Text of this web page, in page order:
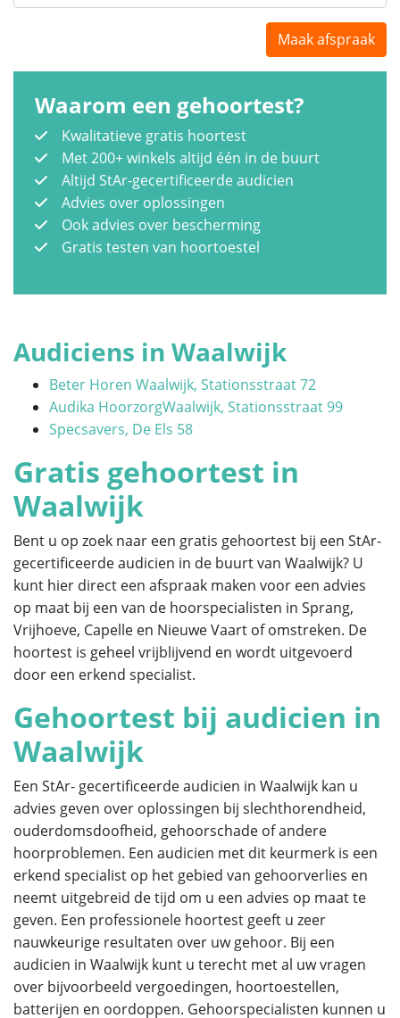
Maak afspraak
Waarom een gehoortest?
Kwalitatieve gratis hoortest
Met 200+ winkels altijd één in de buurt
Altijd StAr-gecertificeerde audicien
Advies over oplossingen
Ook advies over bescherming
Gratis testen van hoortoestel
Audiciens in Waalwijk
Beter Horen Waalwijk, Stationsstraat 72
Audika HoorzorgWaalwijk, Stationsstraat 99
Specsavers, De Els 58
Gratis gehoortest in
Waalwijk
Bent u op zoek naar een gratis gehoortest bij een StAr-
gecertificeerde audicien in de buurt van Waalwijk? U
kunt hier direct een afspraak maken voor een advies
op maat bij een van de hoorspecialisten in Sprang,
Vrijhoeve, Capelle en Nieuwe Vaart of omstreken. De
hoortest is geheel vrijblijvend en wordt uitgevoerd
door een erkend specialist.
Gehoortest bij audicien in
Waalwijk
Een StAr- gecertificeerde audicien in Waalwijk kan u
advies geven over oplossingen bij slechthorendheid,
ouderdomsdoofheid, gehoorschade of andere
hoorproblemen. Een audicien met dit keurmerk is een
erkend specialist op het gebied van gehoorverlies en
neemt uitgebreid de tijd om u een advies op maat te
geven. Een professionele hoortest geeft u zeer
nauwkeurige resultaten over uw gehoor. Bij een
audicien in Waalwijk kunt u terecht met al uw vragen
over bijvoorbeeld vergoedingen, hoortoestellen,
batterijen en oordoppen. Gehoorspecialisten kunnen u